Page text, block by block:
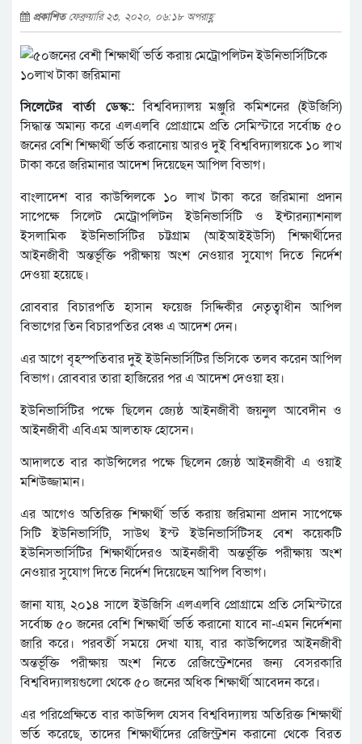
প্রকাশিতফেব্রুয়ারি ২৩, ২০২০, ০৬:১৮ অপরাহ্ণ
সিলেটের বার্তা ডেস্ক::বিশ্ববিদ্যালয় মঞ্জুরি কমিশনের (ইউজিসি)
সিদ্ধান্ত অমান্য করে এলএলবি প্রোগ্রামে প্রতি সেমিস্টারে সর্বোচ্চ ৫০
জনের বেশি শিক্ষার্থী ভর্তি করানোয় আরও দুই বিশ্ববিদ্যালয়কে ১০ লাখ
টাকা করে জরিমানার আদেশ দিয়েছেন আপিল বিভাগ।
বাংলাদেশ বার কাউন্সিলকে ১০ লাখ টাকা করে জরিমানা প্রদান
সাপেক্ষে সিলেট মেট্রোপলিটন ইউনিভার্সিটি ও ইন্টারন্যাশনাল
ইসলামিক ইউনিভার্সিটির চট্টগ্রাম (আইআইইউসি) শিক্ষার্থীদের
আইনজীবী অন্তর্ভূক্তি পরীক্ষায় অংশ নেওয়ার সুযোগ দিতে নির্দেশ
দেওয়া হয়েছে।
রোববার বিচারপতি হাসান ফয়েজ সিদ্দিকীর নেতৃত্বাধীন আপিল
বিভাগের তিন বিচারপতির বেঞ্চ এ আদেশ দেন।
এর আগে বৃহস্পতিবার দুই ইউনিভার্সিটির ভিসিকে তলব করেন আপিল
বিভাগ। রোববার তারা হাজিরের পর এ আদেশ দেওয়া হয়।
ইউনিভার্সিটির পক্ষে ছিলেন জ্যেষ্ঠ আইনজীবী জয়নুল আবেদীন ও
আইনজীবী এবিএম আলতাফ হোসেন।
আদালতে বার কাউন্সিলের পক্ষে ছিলেন জ্যেষ্ঠ আইনজীবী এ ওয়াই
মশিউজ্জামান।
এর আগেও অতিরিক্ত শিক্ষার্থী ভর্তি করায় জরিমানা প্রদান সাপেক্ষে
সিটি ইউনিভার্সিটি, সাউথ ইস্ট ইউনিভার্সিটিসহ বেশ কয়েকটি
ইউনিসভার্সিটির শিক্ষার্থীদেরও আইনজীবী অন্তর্ভূক্তি পরীক্ষায় অংশ
নেওয়ার সুযোগ দিতে নির্দেশ দিয়েছেন আপিল বিভাগ।
জানা যায়, ২০১৪ সালে ইউজিসি এলএলবি প্রোগ্রামে প্রতি সেমিস্টারে
সর্বোচ্চ ৫০ জনের বেশি শিক্ষার্থী ভর্তি করানো যাবে না-এমন নির্দেশনা
জারি করে। পরবর্তী সময়ে দেখা যায়, বার কাউন্সিলের আইনজীবী
অন্তর্ভূক্তি পরীক্ষায় অংশ নিতে রেজিস্ট্রেশনের জন্য বেসরকারি
বিশ্ববিদ্যালয়গুলো থেকে ৫০ জনের অধিক শিক্ষার্থী আবেদন করে।
এর পরিপ্রেক্ষিতে বার কাউন্সিল যেসব বিশ্ববিদ্যালয় অতিরিক্ত শিক্ষার্থী
ভর্তি করেছে, তাদের শিক্ষার্থীদের রেজিস্ট্রশন করানো থেকে বিরত